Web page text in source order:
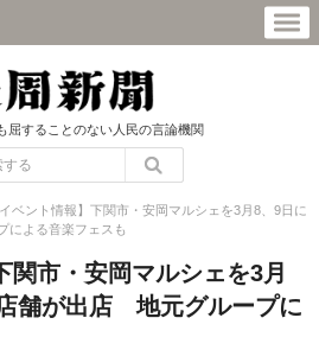
屈することのない人民の言論機関
イベント情報】下関市・安岡マルシェを3月8、9日に
よる音楽フェスも
関市・安岡マルシェを3月
舗が出店 地元グループに